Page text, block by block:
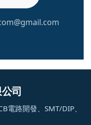
司
電路開發、SMT/DIP、